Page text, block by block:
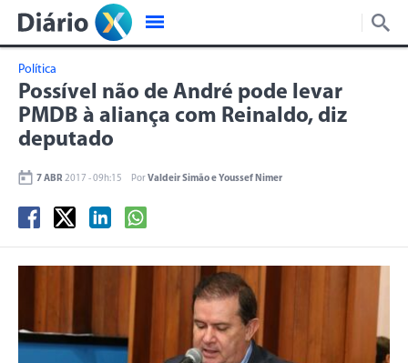
Política
Possível não de André pode levar
PMDB à aliança com Reinaldo, diz
deputado
7 ABR 2017 - 09h:15 PorValdeir Simão e Youssef Nimer